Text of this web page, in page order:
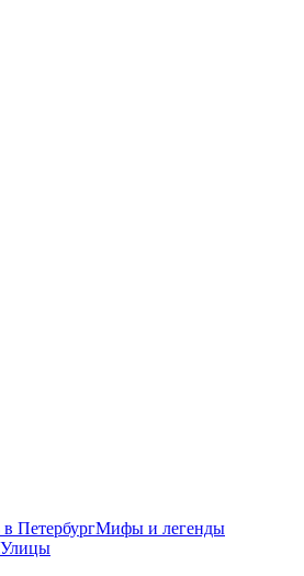
ПетербургМифы и легенды
Улицы